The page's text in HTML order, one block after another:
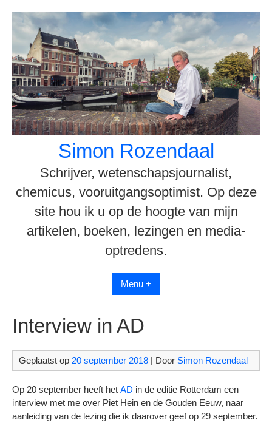
inhoud
Simon Rozendaal
Schrijver, wetenschapsjournalist,
chemicus, vooruitgangsoptimist. Op deze
site hou ik u op de hoogte van mijn
artikelen, boeken, lezingen en media-
optredens.
Menu +
Interview in AD
Geplaatst op 20 september 2018 | Door Simon Rozendaal
Op 20 september heeft het AD in de editie Rotterdam een
interview met me over Piet Hein en de Gouden Eeuw, naar
aanleiding van de lezing die ik daarover geef op 29 september.